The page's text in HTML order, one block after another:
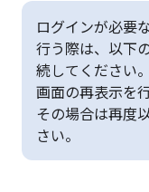
ログインが必要
行う際は、以下
続してください
画面の再表示を
その場合は再度
さい。